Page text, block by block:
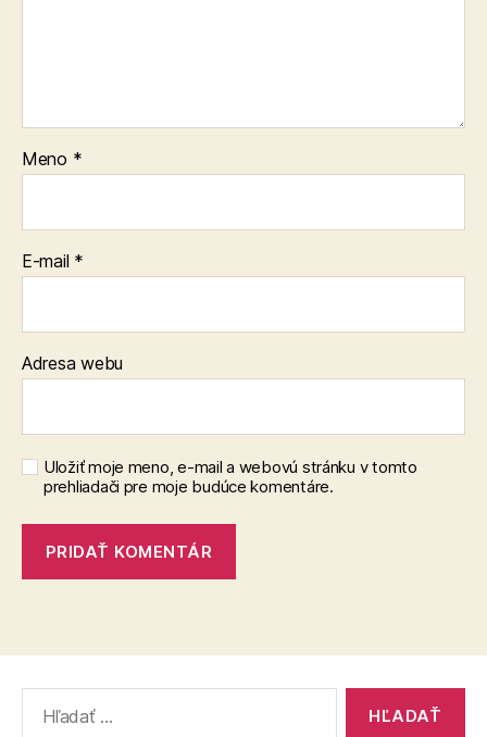
Meno *
E-mail *
Adresa webu
Uložiť moje meno, e-mail a webovú stránku v tomto
prehliadači pre moje budúce komentáre.